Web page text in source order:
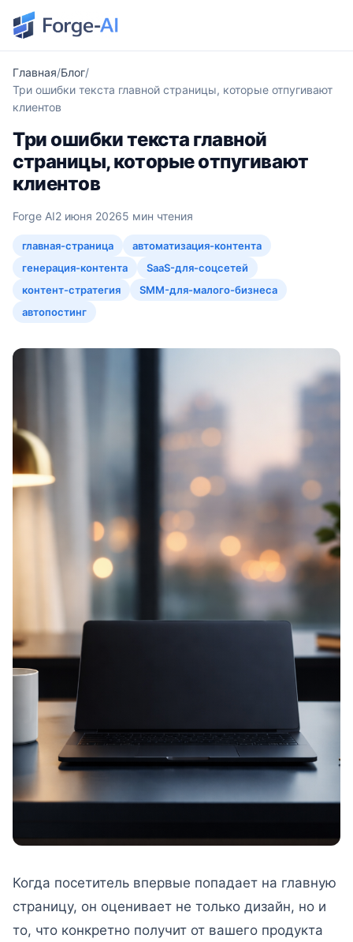
Главная Блог
Три ошибки текста главной страницы, которые отпугивают
клиентов
Три ошибки текста главной
страницы, которые отпугивают
клиентов
Forge AI2 июня 20265 мин чтения
главная-страница
автоматизация-контента
генерация-контента
SaaS-для-соцсетей
контент-стратегия
SMM-для-малого-бизнеса
автопостинг
Когда посетитель впервые попадает на главную
страницу, он оценивает не только дизайн, но и
то, что конкретно получит от вашего продукта